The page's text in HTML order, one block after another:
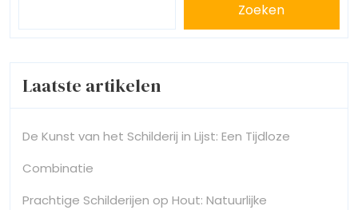
Zoeken
Laatste artikelen
De Kunst van het Schilderij in Lijst: Een Tijdloze
Combinatie
Prachtige Schilderijen op Hout: Natuurlijke